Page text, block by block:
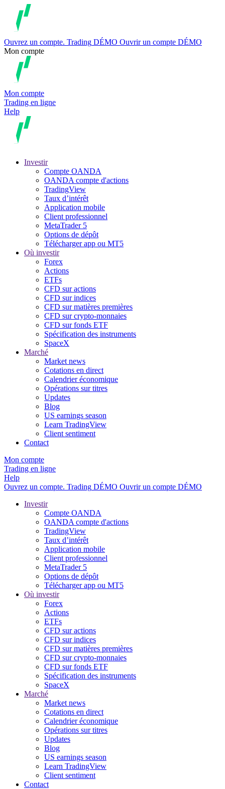
Ouvrez un compte. Trading DÉMO Ouvrir un compte DÉMO
Mon compte
Mon compte
Trading en ligne
Help
Investir
Compte OANDA
OANDA compte d'actions
TradingView
Taux d’intérêt
Application mobile
Client professionnel
MetaTrader 5
Options de dépôt
Télécharger app ou MT5
Où investir
Forex
Actions
ETFs
CFD sur actions
CFD sur indices
CFD sur matières premières
CFD sur crypto-monnaies
CFD sur fonds ETF
Spécification des instruments
SpaceX
Marché
Market news
Cotations en direct
Calendrier économique
Opérations sur titres
Updates
Blog
US earnings season
Learn TradingView
Client sentiment
Contact
Mon compte
Trading en ligne
Help
Ouvrez un compte. Trading DÉMO Ouvrir un compte DÉMO
Investir
Compte OANDA
OANDA compte d'actions
TradingView
Taux d’intérêt
Application mobile
Client professionnel
MetaTrader 5
Options de dépôt
Télécharger app ou MT5
Où investir
Forex
Actions
ETFs
CFD sur actions
CFD sur indices
CFD sur matières premières
CFD sur crypto-monnaies
CFD sur fonds ETF
Spécification des instruments
SpaceX
Marché
Market news
Cotations en direct
Calendrier économique
Opérations sur titres
Updates
Blog
US earnings season
Learn TradingView
Client sentiment
Contact